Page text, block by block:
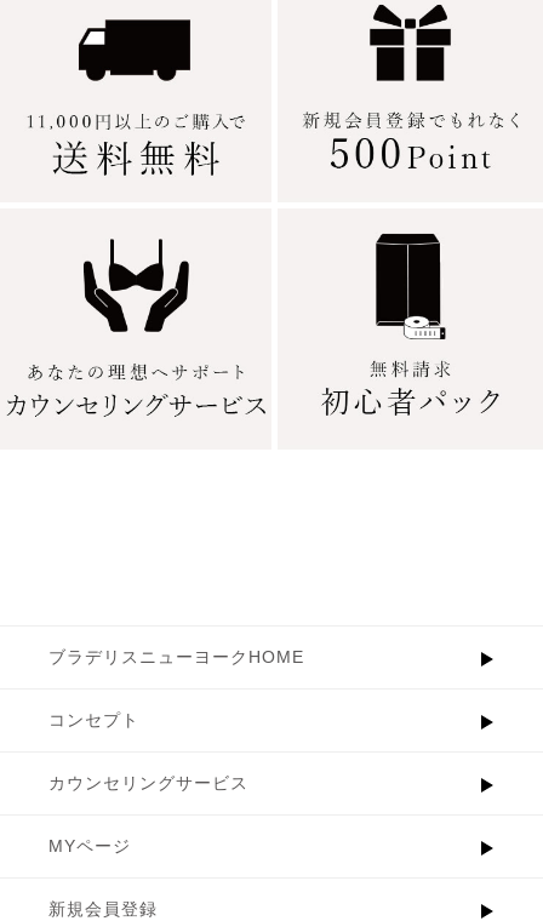
ブラデリスニューヨークHOME
コンセプト
カウンセリングサービス
MYページ
新規会員登録